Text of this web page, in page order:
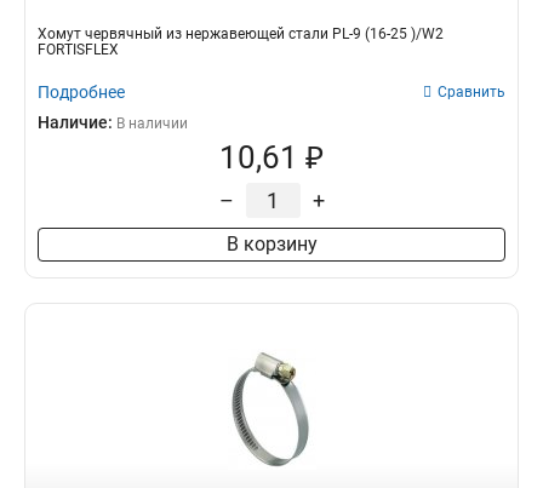
Хомут червячный из нержавеющей стали PL-9 (16-25 )/W2
FORTISFLEX
Подробнее Сравнить
Наличие: В наличии
10,61 ₽
– +
В корзину